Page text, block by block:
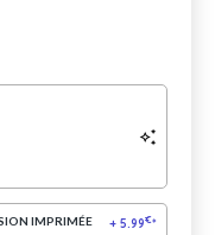
IMPRIMÉE + 5.99€*